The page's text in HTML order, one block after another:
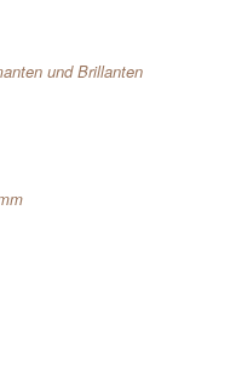
und Brillanten